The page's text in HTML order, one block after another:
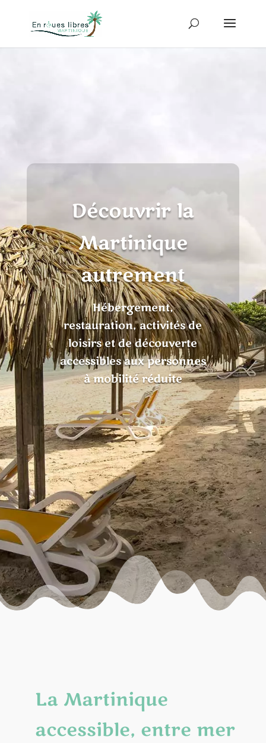
Découvrir la
Martinique
autrement
Hébergement,
restauration, activités de
loisirs et de découverte
accessibles aux personnes
à mobilité réduite
La Martinique
accessible, entre mer